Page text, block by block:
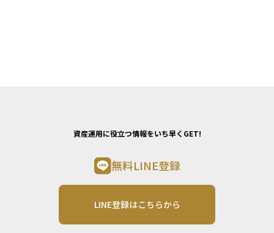
資産運用に役立つ情報をいち早くGET!
無料LINE登録
LINE登録はこちらから